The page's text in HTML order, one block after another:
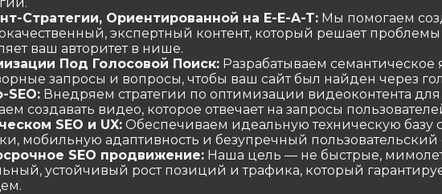
Стратегии, Ориентированной на E-E-A-T: Мы помогаем
экспертный контент, который решает проблемы
ваш авторитет в нише.
Под Голосовой Поиск: Разрабатываем
запросы и вопросы, чтобы ваш сайт был найден через
SEO: Внедряем стратегии по оптимизации видеоконтента
создавать видео, которое отвечает на запросы
SEO и UX: Обеспечиваем идеальную техническую базу
мобильную адаптивность и безупречный пользовательский
SEO продвижение: Наша цель — не быстрые,
устойчивый рост позиций и трафика, который